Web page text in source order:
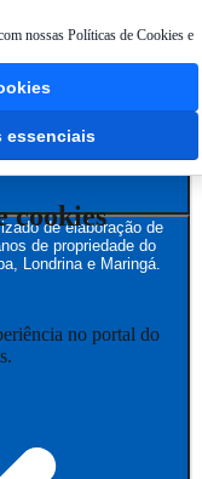
de elaboração de
de propriedade do
Londrina e Maringá.
nossas Políticas de Cookies e
essenciais
cookies
no portal do